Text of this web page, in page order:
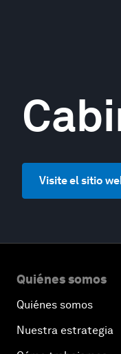
Visite el sitio
Quiénes somos
Quiénes somos
Nuestra estrategia